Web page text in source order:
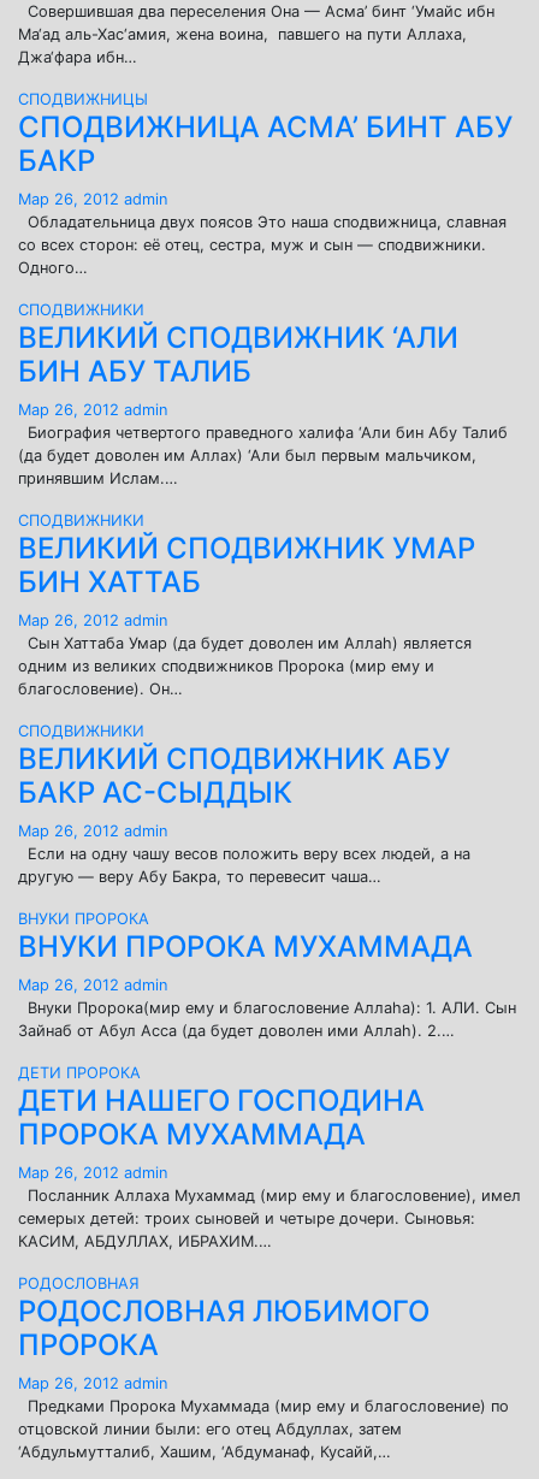
Совершившая два переселения Она — Асма’ бинт ‘Умайс ибн
Ма‘ад аль-Хас‘амия, жена воина, павшего на пути Аллаха,
Джа‘фара ибн…
СПОДВИЖНИЦЫ
СПОДВИЖНИЦА АСМА’ БИНТ АБУ
БАКР
Мар 26, 2012 admin
Обладательница двух поясов Это наша сподвижница, славная
со всех сторон: её отец, сестра, муж и сын — сподвижники.
Одного…
СПОДВИЖНИКИ
ВЕЛИКИЙ СПОДВИЖНИК ‘АЛИ
БИН АБУ ТАЛИБ
Мар 26, 2012 admin
Биография четвертого праведного халифа ‘Али бин Абу Талиб
(да будет доволен им Аллах) ‘Али был первым мальчиком,
принявшим Ислам.…
СПОДВИЖНИКИ
ВЕЛИКИЙ СПОДВИЖНИК УМАР
БИН ХАТТАБ
Мар 26, 2012 admin
Сын Хаттаба Умар (да будет доволен им Аллаh) является
одним из великих сподвижников Пророка (мир ему и
благословение). Он…
СПОДВИЖНИКИ
ВЕЛИКИЙ СПОДВИЖНИК АБУ
БАКР АС-СЫДДЫК
Мар 26, 2012 admin
Если на одну чашу весов положить веру всех людей, а на
другую — веру Абу Бакра, то перевесит чаша…
ВНУКИ ПРОРОКА
ВНУКИ ПРОРОКА МУХАММАДА
Мар 26, 2012 admin
Внуки Пророка(мир ему и благословение Аллаhа): 1. АЛИ. Сын
Зайнаб от Абул Асса (да будет доволен ими Аллаh). 2.…
ДЕТИ ПРОРОКА
ДЕТИ НАШЕГО ГОСПОДИНА
ПРОРОКА МУХАММАДА
Мар 26, 2012 admin
Посланник Аллаха Мухаммад (мир ему и благословение), имел
семерых детей: троих сыновей и четыре дочери. Сыновья:
КАСИМ, АБДУЛЛАХ, ИБРАХИМ.…
РОДОСЛОВНАЯ
РОДОСЛОВНАЯ ЛЮБИМОГО
ПРОРОКА
Мар 26, 2012 admin
Предками Пророка Мухаммада (мир ему и благословение) по
отцовской линии были: его отец Абдуллах, затем
‘Абдульмутталиб, Хашим, ‘Абдуманаф, Кусайй,…